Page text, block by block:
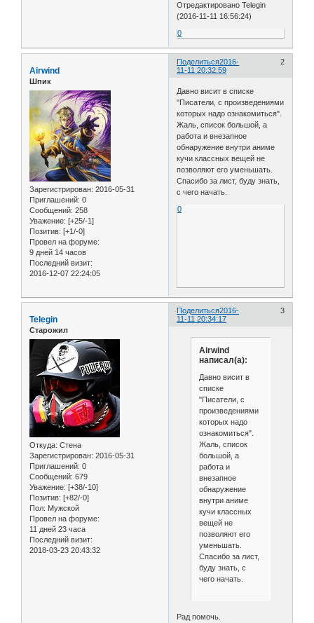
Отредактировано Telegin
(2016-11-11 16:56:24)
0
Поделиться 2
2016-
11-11 20:32:59
Airwind
Шпик
Зарегистрирован: 2016-05-31
Приглашений: 0
Сообщений: 258
Уважение: [+25/-1]
Позитив: [+1/-0]
Провел на форуме:
9 дней 14 часов
Последний визит:
2016-12-07 22:24:05
Давно висит в списке
"Писатели, с произведениями
которых надо ознакомиться".
Жаль, список большой, а
работа и внезапное
обнаружение внутри аниме
кучи классных вещей не
позволяют его уменьшать.
Спасибо за лист, буду знать,
с чего начать.
0
Поделиться 3
2016-
11-11 20:34:17
Telegin
Старожил
Откуда: Стена
Зарегистрирован: 2016-05-31
Приглашений: 0
Сообщений: 679
Уважение: [+38/-10]
Позитив: [+82/-0]
Пол: Мужской
Провел на форуме:
11 дней 23 часа
Последний визит:
2018-03-23 20:43:32
Airwind
написал(а):
Давно висит в
списке
"Писатели, с
произведениями
которых надо
ознакомиться".
Жаль, список
большой, а
работа и
внезапное
обнаружение
внутри аниме
кучи классных
вещей не
позволяют его
уменьшать.
Спасибо за лист,
буду знать, с
чего начать.
Рад помочь.